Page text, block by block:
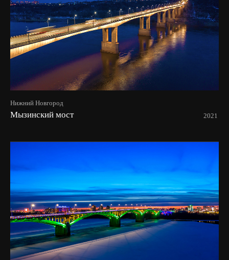
Нижний Новгород
Мызинский мост 2021